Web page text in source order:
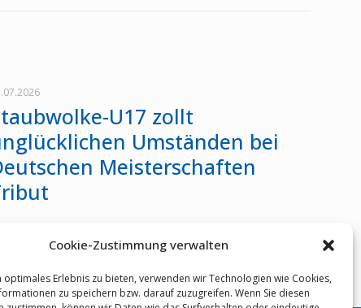
Cookie-Zustimmung verwalten
optimales Erlebnis zu bieten, verwenden wir Technologien wie Cookies,
zu speichern bzw. darauf zuzugreifen. Wenn Sie diesen
U17 zollt
Umständen bei
Meisterschaften
Mehr erfahren